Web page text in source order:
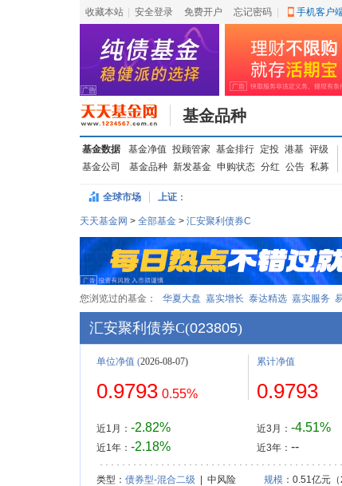
收藏本站 安全登录 免费开户 忘记密码 手机客户
基金品种
基金数据 基金净值 投顾管家 基金排行 定投 港基 评级
基金公司
基金品种 新发基金 申购状态 分红 公告 私募
全球市场 上证：
天天基金网 > 全部基金 > 汇安聚利债券C
您浏览过的基金： 华夏大盘 嘉实增长 泰达精选 嘉实服务
汇安聚利债券C(023805)
单位净值 (2026-08-07)
0.9793 0.55%
近1月： -2.82%
近1年： -2.18%
累计净值
0.9793
近3月： -4.51%
近3年： --
类型： 债券型-混合二级 | 中风险 规模：0.51亿元（